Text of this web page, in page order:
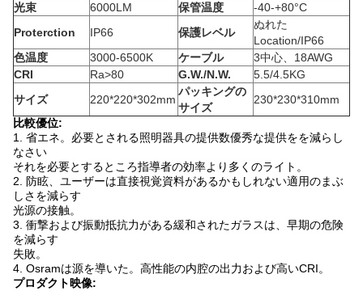
光束
6000LM 保管温度
-40-+80°C
Proterction
IP66 保護レベル
ぬれた
Location/IP66
色温度
3000-6500K ケーブル
3中心、18AWG
CRI
Ra>80 G.W./N.W.
5.5/4.5KG
サイズ
220*220*302mm
パッキングの
サイズ
230*230*310mm
比較優位:
1. 省エネ。必要とされる照明器具の提供数優秀な提供をを減らし
なさい
それを必要とするところ指導者の効率より多くのライト。
2. 防眩、ユーザーは直接視覚資料があるかもしれない適用のまぶ
しさを減らす
光源の接触。
3. 衝撃および振動抵抗力がある緩和されたガラスは、早期の危険
を減らす
失敗。
4. Osramは源を導いた。高性能の内腔の出力および高いCRI。
プロダクト映像: